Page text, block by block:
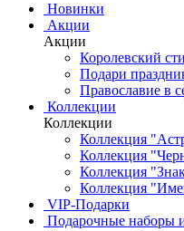
Новинки
Акции
Акции
Королевский
Подари
Православие в
Коллекции
Коллекции
Коллекция
Коллекция
Коллекция
Коллекция
VIP-Подарки
Подарочные наборы